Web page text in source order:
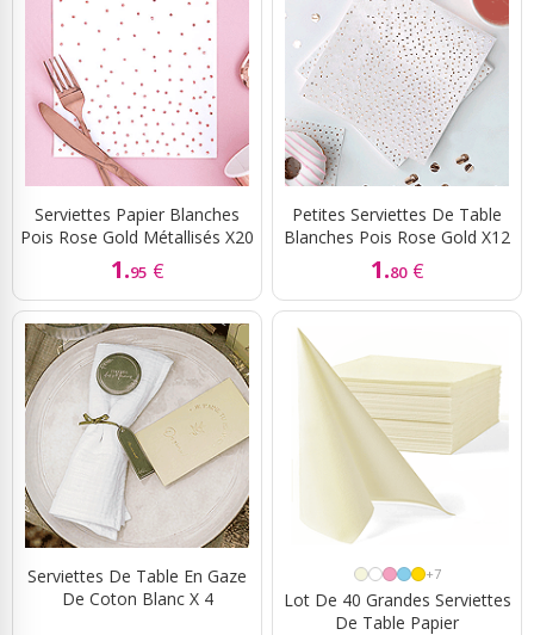
Serviettes Papier Blanches
Pois Rose Gold Métallisés X20
1.95 €
Petites Serviettes De Table
Blanches Pois Rose Gold X12
1.80 €
Serviettes De Table En Gaze
De Coton Blanc X 4
+7
Lot De 40 Grandes Serviettes
De Table Papier